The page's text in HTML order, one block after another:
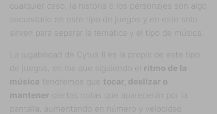
cualquier caso, la historia o los personajes son algo
secundario en este tipo de juegos y en este solo
sirven para separar la temática y el tipo de música.
La jugabilidad de Cytus II es la propia de este tipo
de juegos, en los que siguiendo el ritmo de la
música tendremos que tocar, deslizar o
mantener ciertas notas que aparecerán por la
pantalla, aumentando en número y velocidad